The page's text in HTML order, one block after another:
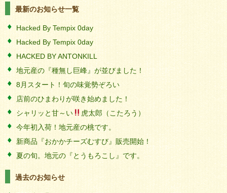
最新のお知らせ一覧
Hacked By Tempix 0day
Hacked By Tempix 0day
HACKED BY ANTONKILL
地元産の『種無し巨峰』が並びました！
8月スタート！旬の味覚勢ぞろい
店前のひまわりが咲き始めました！
シャリッと甘～い
虎太郎（こたろう）
今年初入荷！地元産の桃です。
新商品『おかかチーズむすび』販売開始！
夏の旬。地元の『とうもろこし』です。
過去のお知らせ